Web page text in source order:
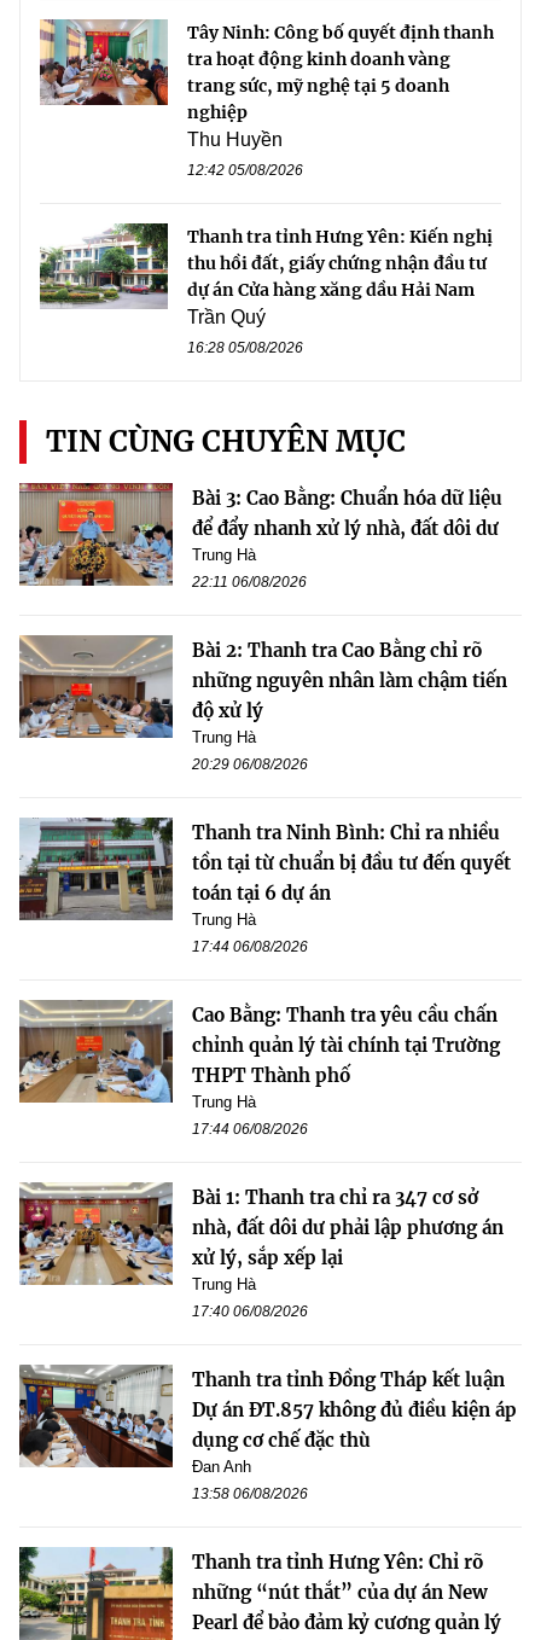
Tây Ninh: Công bố quyết định thanh
tra hoạt động kinh doanh vàng
trang sức, mỹ nghệ tại 5 doanh
nghiệp
Thu Huyền
12:42 05/08/2026
Thanh tra tỉnh Hưng Yên: Kiến nghị
thu hồi đất, giấy chứng nhận đầu tư
dự án Cửa hàng xăng dầu Hải Nam
Trần Quý
16:28 05/08/2026
TIN CÙNG CHUYÊN MỤC
Bài 3: Cao Bằng: Chuẩn hóa dữ liệu
để đẩy nhanh xử lý nhà, đất dôi dư
Trung Hà
22:11 06/08/2026
Bài 2: Thanh tra Cao Bằng chỉ rõ
những nguyên nhân làm chậm tiến
độ xử lý
Trung Hà
20:29 06/08/2026
Thanh tra Ninh Bình: Chỉ ra nhiều
tồn tại từ chuẩn bị đầu tư đến quyết
toán tại 6 dự án
Trung Hà
17:44 06/08/2026
Cao Bằng: Thanh tra yêu cầu chấn
chỉnh quản lý tài chính tại Trường
THPT Thành phố
Trung Hà
17:44 06/08/2026
Bài 1: Thanh tra chỉ ra 347 cơ sở
nhà, đất dôi dư phải lập phương án
xử lý, sắp xếp lại
Trung Hà
17:40 06/08/2026
Thanh tra tỉnh Đồng Tháp kết luận
Dự án ĐT.857 không đủ điều kiện áp
dụng cơ chế đặc thù
Đan Anh
13:58 06/08/2026
Thanh tra tỉnh Hưng Yên: Chỉ rõ
những “nút thắt” của dự án New
Pearl để bảo đảm kỷ cương quản lý